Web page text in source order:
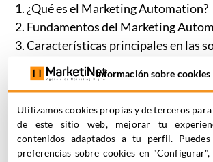
1. ¿Qué es el Marketing Automation?
2. Fundamentos del Marketing
3. Características principales en las
Marketing
5. Usos típicos de Marketing
Descárgate la guía rellenando el
descúbre cómo aportar una
Información sobre cookies
Utilizamos cookies propias y de terceros
de este sitio web, mejorar tu
contenidos adaptados a tu perfil.
preferencias sobre cookies en